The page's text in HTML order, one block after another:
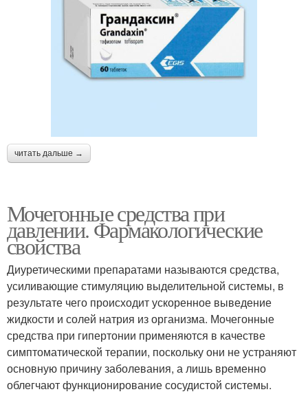
читать дальше →
Мочегонные средства при
давлении. Фармакологические
свойства
Диуретическими препаратами называются средства,
усиливающие стимуляцию выделительной системы, в
результате чего происходит ускоренное выведение
жидкости и солей натрия из организма. Мочегонные
средства при гипертонии применяются в качестве
симптоматической терапии, поскольку они не устраняют
основную причину заболевания, а лишь временно
облегчают функционирование сосудистой системы.